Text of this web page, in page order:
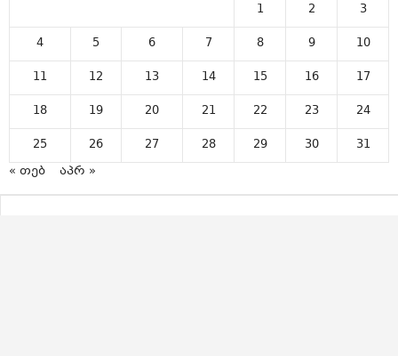
1
2
3
4
5 6 7 8 9
10
11
12 13 14 15 16
17
18
19 20 21 22 23
24
25
26 27 28 29 30
31
« თებ
აპრ »